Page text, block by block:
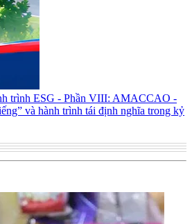
trình ESG - Phần VIII: AMACCAO -
và hành trình tái định nghĩa trong kỷ